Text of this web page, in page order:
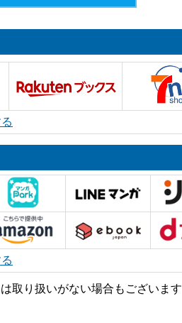
取り扱いがない場合もございます